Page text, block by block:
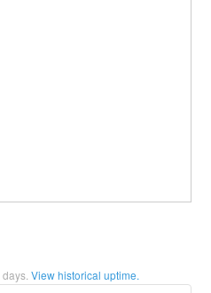
days. View historical uptime.